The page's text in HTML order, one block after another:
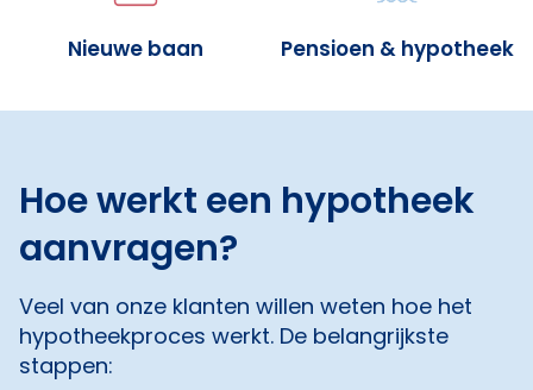
Nieuwe baan Pensioen & hypotheek
Hoe werkt een hypotheek
aanvragen?
Veel van onze klanten willen weten hoe het
hypotheekproces werkt. De belangrijkste
stappen: